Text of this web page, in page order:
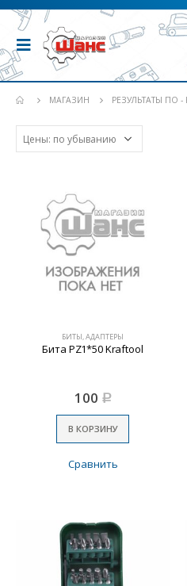
МАГАЗИН РЕЗУЛЬТАТЫ ПО -
БИТЫ, АДАПТЕРЫ
Бита PZ1*50 Kraftool
100 Р
В КОРЗИНУ
Сравнить